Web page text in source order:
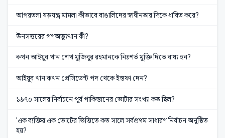
আগরতলা ষড়যন্ত্র মামলা কীভাবে বাঙালিদের স্বাধীনতার দিকে ধাবিত করে?
উনসত্তরের গণঅভ্যুত্থান কী?
কখন আইয়ুব খান শেখ মুজিবুর রহমানকে নিঃশর্ত মুক্তি দিতে বাধ্য হন?
আইয়ুব খান কখন প্রেসিডেন্ট পদ থেকে ইস্তফা দেন?
১৯৭০ সালের নির্বাচনে পূর্ব পাকিস্তানের ভোটার সংখ্যা কত ছিল?
'এক ব্যক্তির এক ভোটের ভিত্তিতে কত সালে সর্বপ্রথম সাধারণ নির্বাচন অনুষ্ঠিত
হয়?